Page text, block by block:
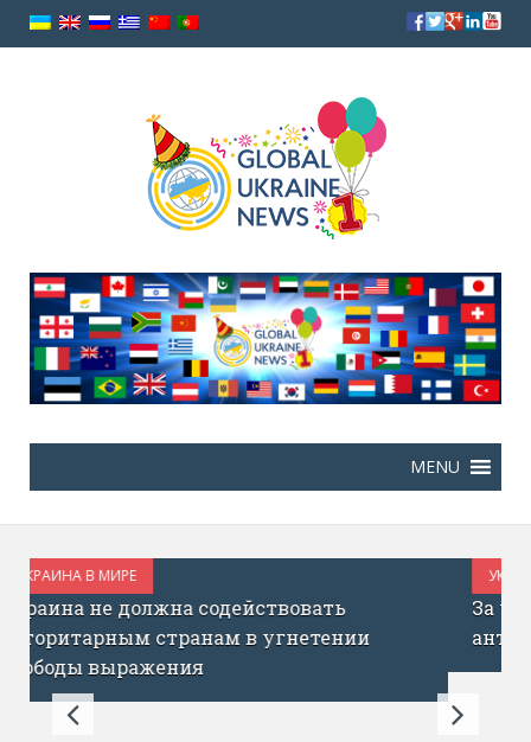
УКРАИНА В МИРЕ
ИЮЛЬ 31, 2017
За что Мыколу Вересня обвинили в
антиукраинской позиции?